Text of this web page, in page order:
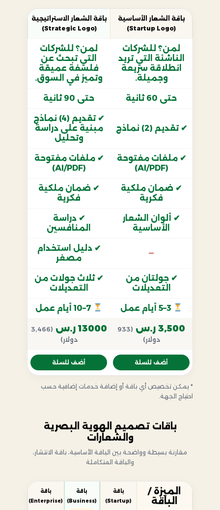
باقة الشعار الأساسية
(Startup Logo)
باقة الشعار الاستراتيجية
(Strategic Logo)
لمن؟ للشركات
الناشئة التي تريد
انطلاقة سريعة
وجميلة.
لمن؟ للشركات
التي تبحث عن
فلسفة عميقة
وتميز في السوق.
حتى 60 ثانية حتى 90 ثانية
✔ تقديم (2) نماذج
✔ تقديم (4) نماذج
مبنية على دراسة
وتحليل
✔ ملفات مفتوحة
(AI/PDF)
✔ ملفات مفتوحة
(AI/PDF)
✔ ضمان ملكية
فكرية
✔ ضمان ملكية
فكرية
✔ ألوان الشعار
الأساسية
✔ دراسة
المنافسين
—
✔ دليل استخدام
مصغر
✔ جولتان من
التعديلات
✔ ثلاث جولات من
التعديلات
3,500 ر.س
(933
دولار)
13000 ر.س
(3,466
دولار)
أضف للسلة أضف للسلة
* يمكن تخصيص أي باقة أو إضافة خدمات إضافية حسب
احتياج الجهة.
باقات تصميم الهوية البصرية
والشعارات
مقارنة بسيطة وواضحة بين الباقة الأساسية، باقة الانتشار،
والباقة المتكاملة
الميزة /
الباقة
باقة
(Startup)
باقة
(Business)
باقة
(Enterprise)